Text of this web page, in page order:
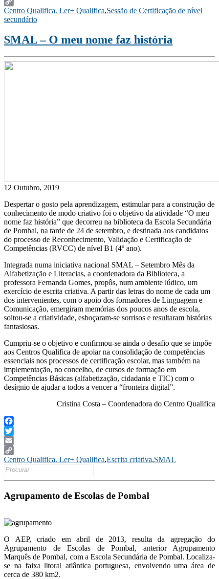
Copy
Link
Centro Qualifica. Ler+ Qualifica,Sessão de Certificação de nível
secundário
SMAL – O meu nome faz história
12 Outubro, 2019
Despertar o gosto pela aprendizagem, estimular para a construção de
conhecimento de modo criativo foi o objetivo da atividade “O meu
nome faz história” que decorreu na biblioteca da Escola Secundária
de Pombal, na tarde de 24 de setembro, e destinada aos candidatos
do processo de Reconhecimento, Validação e Certificação de
Competências (RVCC) de nível B1 (4º ano).
Integrada numa iniciativa nacional SMAL – Setembro Mês da
Alfabetização e Literacias, a coordenadora da Biblioteca, a
professora Fernanda Gomes, propôs, num ambiente lúdico, um
exercício de escrita criativa. A partir das letras do nome de cada um
dos intervenientes, com o apoio dos formadores de Linguagem e
Comunicação, emergiram memórias dos poucos anos de escola,
soltou-se a criatividade, esboçaram-se sorrisos e resultaram histórias
fantasiosas.
Cumpriu-se o objetivo e confirmou-se ainda o desafio que se impõe
aos Centros Qualifica de apoiar na consolidação de competências
essenciais nos processos de certificação escolar, mas também na
implementação, no concelho, de cursos de formação em
Competências Básicas (alfabetização, cidadania e TIC) com o
desígnio de ajudar a todos a vencer a “fronteira digital”.
Cristina Costa – Coordenadora do Centro Qualifica
Facebook
Twitter
Email
Copy
Link
Centro Qualifica. Ler+ Qualifica,Escrita criativa,SMAL
Search
Agrupamento de Escolas de Pombal
O AEP, criado em abril de 2013, resulta da agregação do
Agrupamento de Escolas de Pombal, anterior Agrupamento
Marquês de Pombal, com a Escola Secundária de Pombal. Localiza-
se na faixa litoral atlântica portuguesa, envolvendo uma área de
cerca de 380 km2.